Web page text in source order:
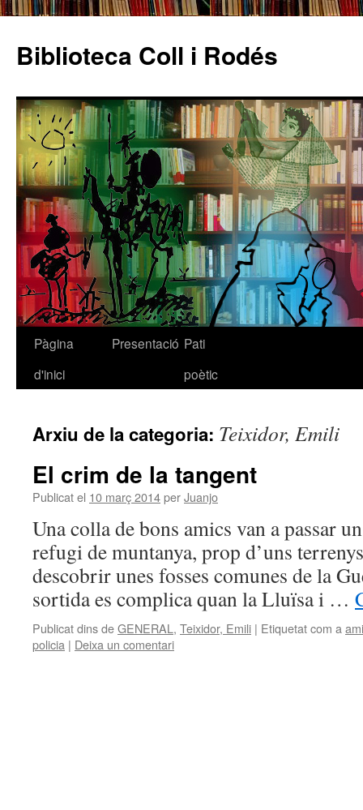
Biblioteca Coll i Rodés
Vés
Pàgina
d'inici
Presentació Pati
poètic
Arxiu de la categoria: Teixidor, Emili
El crim de la tangent
Publicat el 10 març 2014perJuanjo
Una colla de bons amics van a passar
refugi de muntanya, prop d’uns
descobrir unes fosses comunes de la
sortida es complica quan la Lluïsa i …
Publicat dins deGENERAL , Teixidor, Emili | Etiquetat com a
policia | Deixa un comentari